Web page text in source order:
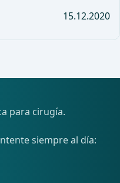
15.12.2020
para cirugía.
siempre al día: